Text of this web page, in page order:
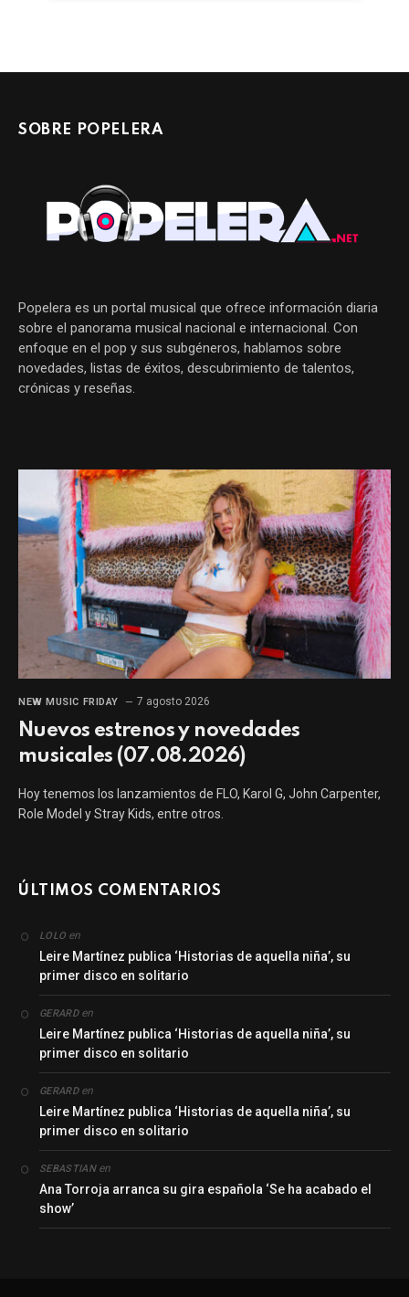
SOBRE POPELERA
Popelera es un portal musical que ofrece información diaria
sobre el panorama musical nacional e internacional. Con
enfoque en el pop y sus subgéneros, hablamos sobre
novedades, listas de éxitos, descubrimiento de talentos,
crónicas y reseñas.
NEW MUSIC FRIDAY 7 agosto 2026
Nuevos estrenos y novedades
musicales (07.08.2026)
Hoy tenemos los lanzamientos de FLO, Karol G, John Carpenter,
Role Model y Stray Kids, entre otros.
ÚLTIMOS COMENTARIOS
LOLO en
Leire Martínez publica ‘Historias de aquella niña’, su
primer disco en solitario
GERARDen
Leire Martínez publica ‘Historias de aquella niña’, su
primer disco en solitario
GERARDen
Leire Martínez publica ‘Historias de aquella niña’, su
primer disco en solitario
SEBASTIANen
Ana Torroja arranca su gira española ‘Se ha acabado el
show’